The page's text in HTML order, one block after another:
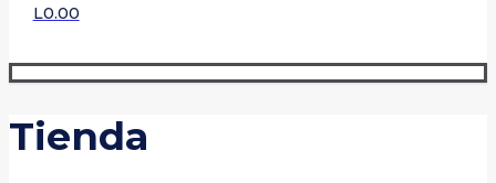
L0.00
Tienda